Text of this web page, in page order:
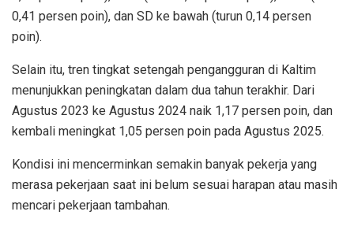
0,41 persen poin), dan SD ke bawah (turun 0,14 persen
poin).
Selain itu, tren tingkat setengah pengangguran di Kaltim
menunjukkan peningkatan dalam dua tahun terakhir. Dari
Agustus 2023 ke Agustus 2024 naik 1,17 persen poin, dan
kembali meningkat 1,05 persen poin pada Agustus 2025.
Kondisi ini mencerminkan semakin banyak pekerja yang
merasa pekerjaan saat ini belum sesuai harapan atau masih
mencari pekerjaan tambahan.